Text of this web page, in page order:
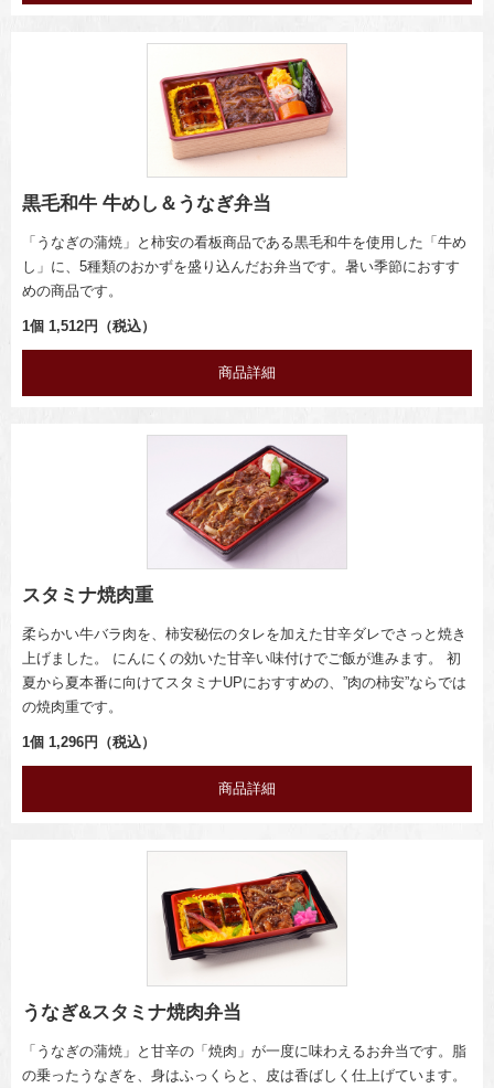
黒毛和牛 牛めし＆うなぎ弁当
「うなぎの蒲焼」と柿安の看板商品である黒毛和牛を使用した「牛め
し」に、5種類のおかずを盛り込んだお弁当です。暑い季節におすす
めの商品です。
1個 1,512円（税込）
商品詳細
スタミナ焼肉重
柔らかい牛バラ肉を、柿安秘伝のタレを加えた甘辛ダレでさっと焼き
上げました。 にんにくの効いた甘辛い味付けでご飯が進みます。 初
夏から夏本番に向けてスタミナUPにおすすめの、”肉の柿安”ならでは
の焼肉重です。
1個 1,296円（税込）
商品詳細
うなぎ&スタミナ焼肉弁当
「うなぎの蒲焼」と甘辛の「焼肉」が一度に味わえるお弁当です。脂
の乗ったうなぎを、身はふっくらと、皮は香ばしく仕上げています。